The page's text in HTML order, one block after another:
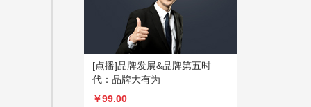
[点播]品牌发展&品牌第五时
代：品牌大有为
￥99.00